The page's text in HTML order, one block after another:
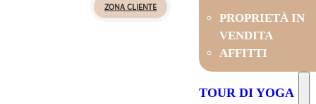
ZONA CLIENTE
PROPRIETÀ IN
VENDITA
AFFITTI
TOUR DI YOGA